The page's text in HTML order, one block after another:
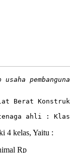
usaha
Berat
ahli :
4 kelas, Yaitu :
Rp